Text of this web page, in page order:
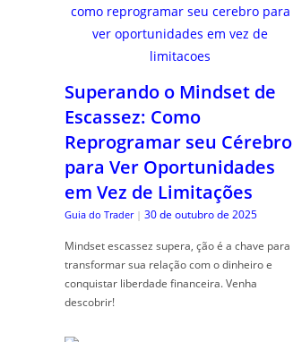
Superando o Mindset de
Escassez: Como
Reprogramar seu Cérebro
para Ver Oportunidades
em Vez de Limitações
Guia do Trader | 30 de outubro de 2025
Mindset escassez supera, ção é a chave para
transformar sua relação com o dinheiro e
conquistar liberdade financeira. Venha
descobrir!